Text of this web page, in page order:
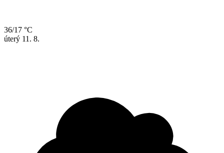
36/17 °C
úterý 11. 8.